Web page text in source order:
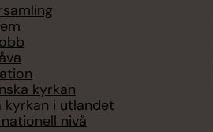
kyrkan
kyrkan i utlandet
nivå